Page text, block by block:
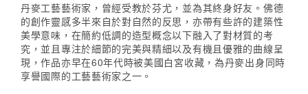
丹麥工藝藝術家，曾經受教於芬尤，並為其終身好友。佛德
的創作靈感多半來自於對自然的反思，亦帶有些許的建築性
美學意味，在簡約低調的造型概念以下融入了對材質的考
究，並且專注於細節的完美與精細以及有機且優雅的曲線呈
現，作品亦早在60年代時被美國白宮收藏，為丹麥出身同時
享譽國際的工藝藝術家之一。